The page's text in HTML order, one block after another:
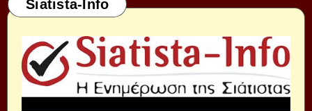
Siatista-Info